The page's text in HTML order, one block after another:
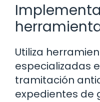
Utiliza
especializadas
tramitación
expedientes de